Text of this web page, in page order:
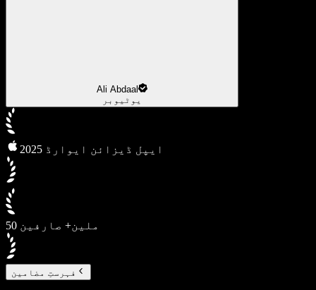
Ali Abdaal
یوٹیوبر
2025 ایپل ڈیزائن ایوارڈ
50 ملین+ صارفین
فہرستِ مضامین